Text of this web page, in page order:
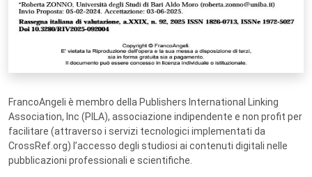
FrancoAngeli è membro della Publishers International Linking
Association, Inc (PILA), associazione indipendente e non profit per
facilitare (attraverso i servizi tecnologici implementati da
CrossRef.org) l’accesso degli studiosi ai contenuti digitali nelle
pubblicazioni professionali e scientifiche.